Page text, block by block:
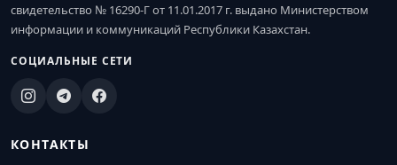
свидетельство № 16290-Г от 11.01.2017 г. выдано Министерством
информации и коммуникаций Республики Казахстан.
СОЦИАЛЬНЫЕ СЕТИ
КОНТАКТЫ